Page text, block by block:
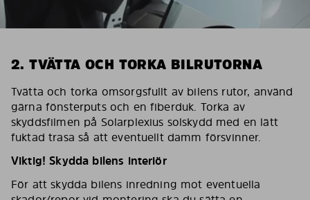
2. TVÄTTA OCH TORKA BILRUTORNA
Tvätta och torka omsorgsfullt av bilens rutor, använd
gärna fönsterputs och en fiberduk. Torka av
skyddsfilmen på Solarplexius solskydd med en lätt
fuktad trasa så att eventuellt damm försvinner.
Viktig! Skydda bilens interiör
För att skydda bilens inredning mot eventuella